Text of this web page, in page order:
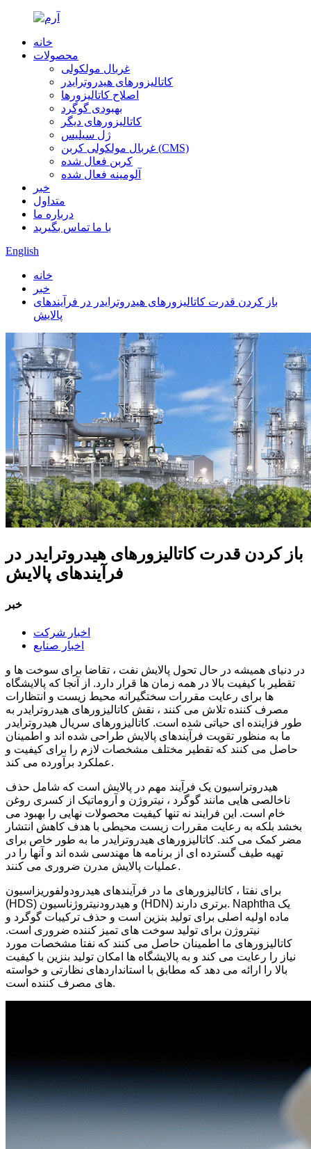
خانه
محصولات
غربال مولکولی
کاتالیزورهای هیدروترایدر
اصلاح کاتالیزورها
بهبودی گوگرد
کاتالیزورهای دیگر
ژل سیلیس
غربال مولکولی کربن (CMS)
کربن فعال شده
آلومینه فعال شده
خبر
متداول
درباره ما
با ما تماس بگیرید
English
خانه
خبر
باز کردن قدرت کاتالیزورهای هیدروترایدر در فرآیندهای
پالایش
باز کردن قدرت کاتالیزورهای هیدروترایدر در
فرآیندهای پالایش
خبر
اخبار شرکت
اخبار صنایع
در دنیای همیشه در حال تحول پالایش نفت ، تقاضا برای سوخت ها و
تقطیر با کیفیت بالا در همه زمان ها قرار دارد. از آنجا که پالایشگاه
ها برای رعایت مقررات سختگیرانه محیط زیست و انتظارات
مصرف کننده تلاش می کنند ، نقش کاتالیزورهای هیدروترایدر به
طور فزاینده ای حیاتی شده است. کاتالیزورهای سریال هیدروترایدر
ما به منظور تقویت فرآیندهای پالایش طراحی شده اند و اطمینان
حاصل می کنند که تقطیر مختلف مشخصات لازم را برای کیفیت و
عملکرد برآورده می کند.
هیدروتراسیون یک فرآیند مهم در پالایش است که شامل حذف
ناخالصی هایی مانند گوگرد ، نیتروژن و آروماتیک از کسری روغن
خام است. این فرایند نه تنها کیفیت محصولات نهایی را بهبود می
بخشد بلکه به رعایت مقررات زیست محیطی با هدف کاهش انتشار
مضر کمک می کند. کاتالیزورهای هیدروترایدر ما به طور خاص برای
تهیه طیف گسترده ای از برنامه ها مهندسی شده اند و آنها را در
عملیات پالایش مدرن ضروری می کنند.
برای نفتا ، کاتالیزورهای ما در فرآیندهای هیدرودولفوریزاسیون
(HDS) و هیدرودنیتروژناسیون (HDN) برتری دارند. Naphtha یک
ماده اولیه اصلی برای تولید بنزین است و حذف ترکیبات گوگرد و
نیتروژن برای تولید سوخت های تمیز کننده ضروری است.
کاتالیزورهای ما اطمینان حاصل می کنند که نفتا مشخصات مورد
نیاز را رعایت می کند و به پالایشگاه ها امکان تولید بنزین با کیفیت
بالا را ارائه می دهد که مطابق با استانداردهای نظارتی و خواسته
های مصرف کننده است.